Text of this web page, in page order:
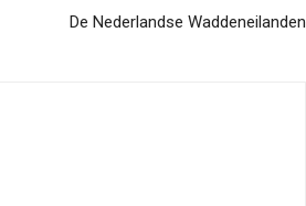
De Nederlandse Waddeneilanden